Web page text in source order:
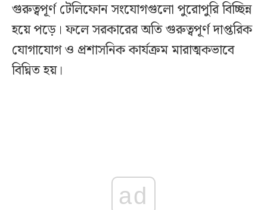
গুরুত্বপূর্ণ টেলিফোন সংযোগগুলো পুরোপুরি বিচ্ছিন্ন
হয়ে পড়ে। ফলে সরকারের অতি গুরুত্বপূর্ণ দাপ্তরিক
যোগাযোগ ও প্রশাসনিক কার্যক্রম মারাত্মকভাবে
বিঘ্নিত হয়।
ad